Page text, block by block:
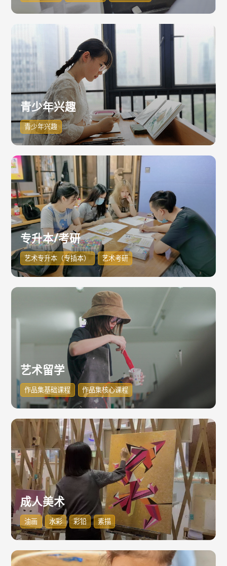
青少年兴趣
青少年兴趣
专升本/考研
艺术专升本（专插本） 艺术考研
艺术留学
作品集基础课程 作品集核心课程
成人美术
油画 水彩 彩铅 素描